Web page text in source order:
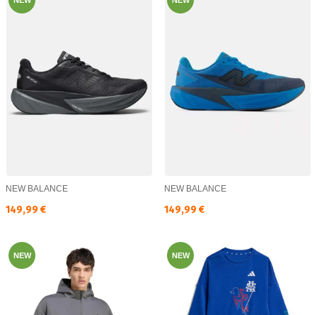
NEW BALANCE
Текуща цена:
149,99 €
NEW BALANCE
Текуща цена:
149,99 €
NEW NEW